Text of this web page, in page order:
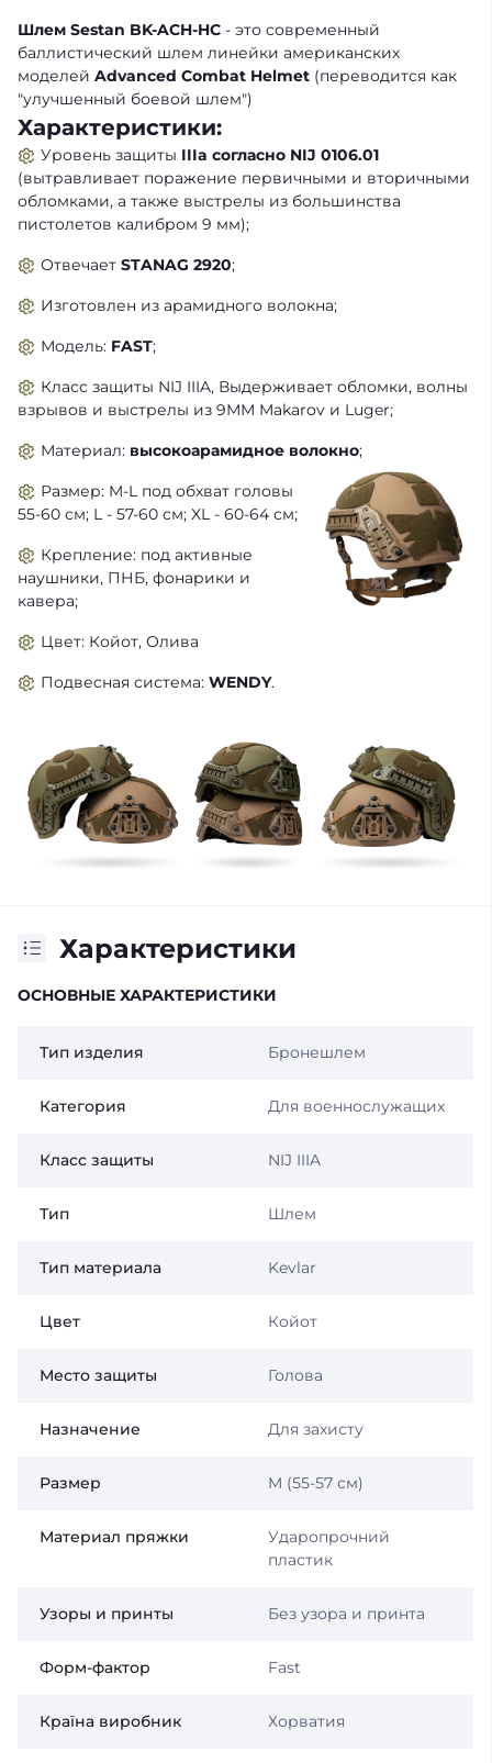
Шлем Sestan BK-ACH-HC - это современный
баллистический шлем линейки американских
моделей Advanced Combat Helmet (переводится как
"улучшенный боевой шлем")
Характеристики:
Уровень защиты IIIa согласно NIJ 0106.01
(вытравливает поражение первичными и вторичными
обломками, а также выстрелы из большинства
пистолетов калибром 9 мм);
Отвечает STANAG 2920;
Изготовлен из арамидного волокна;
Модель: FAST;
Класс защиты NIJ IIIA, Выдерживает обломки, волны
взрывов и выстрелы из 9ММ Makarov и Luger;
Материал: высокоарамидное волокно;
Размер: M-L под обхват головы
55-60 см; L - 57-60 см; XL - 60-64 см;
Крепление: под активные
наушники, ПНБ, фонарики и
кавера;
Цвет: Койот, Олива
Подвесная система: WENDY.
Характеристики
ОСНОВНЫЕ ХАРАКТЕРИСТИКИ
Тип изделия Бронешлем
Категория Для военнослужащих
Класс защиты NIJ IIIA
Тип Шлем
Тип материала Kevlar
Цвет Койот
Место защиты Голова
Назначение Для захисту
Размер M (55-57 см)
Материал пряжки
Ударопрочний
пластик
Узоры и принты Без узора и принта
Форм-фактор Fast
Країна виробник Хорватия